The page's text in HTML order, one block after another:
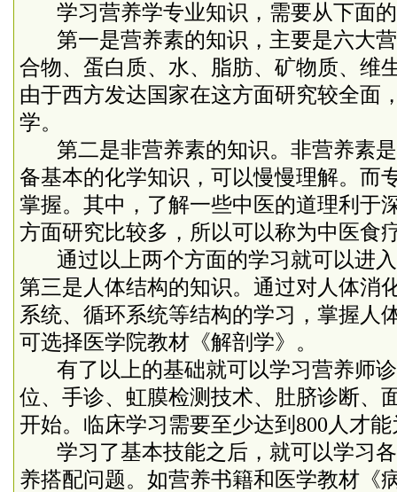
学习营养学专业知识，需要从下面
第一是营养素的知识，主要是六大
合物、蛋白质、水、脂肪、矿物质、维
由于西方发达国家在这方面研究较全面
学。
第二是非营养素的知识。非营养素
备基本的化学知识，可以慢慢理解。而
掌握。其中，了解一些中医的道理利于
方面研究比较多，所以可以称为中医食
通过以上两个方面的学习就可以进
第三是人体结构的知识。通过对人体消
系统、循环系统等结构的学习，掌握人
可选择医学院教材《解剖学》。
有了以上的基础就可以学习营养师
位、手诊、虹膜检测技术、肚脐诊断、
开始。临床学习需要至少达到 800 人才
学习了基本技能之后，就可以学习
养搭配问题。如营养书籍和医学教材《